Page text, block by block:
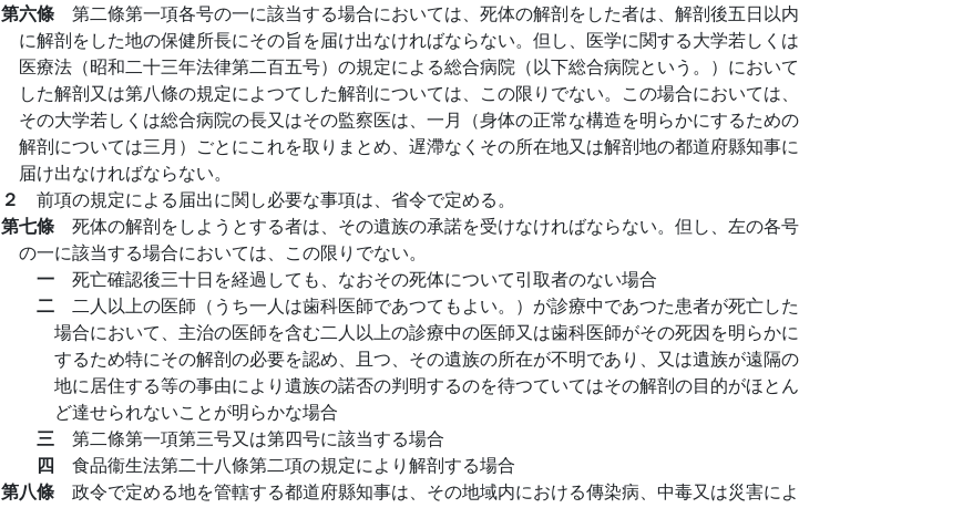
第六條 第二條第一項各号の一に該当する場合においては、死体の解剖をした者は、解剖後五日以内
に解剖をした地の保健所長にその旨を届け出なければならない。但し、医学に関する大学若しくは
医療法（昭和二十三年法律第二百五号）の規定による総合病院（以下総合病院という。）において
した解剖又は第八條の規定によつてした解剖については、この限りでない。この場合においては、
その大学若しくは総合病院の長又はその監察医は、一月（身体の正常な構造を明らかにするための
解剖については三月）ごとにこれを取りまとめ、遅滯なくその所在地又は解剖地の都道府縣知事に
届け出なければならない。
２ 前項の規定による届出に関し必要な事項は、省令で定める。
第七條 死体の解剖をしようとする者は、その遺族の承諾を受けなければならない。但し、左の各号
の一に該当する場合においては、この限りでない。
一 死亡確認後三十日を経過しても、なおその死体について引取者のない場合
二 二人以上の医師（うち一人は歯科医師であつてもよい。）が診療中であつた患者が死亡した
場合において、主治の医師を含む二人以上の診療中の医師又は歯科医師がその死因を明らかに
するため特にその解剖の必要を認め、且つ、その遺族の所在が不明であり、又は遺族が遠隔の
地に居住する等の事由により遺族の諾否の判明するのを待つていてはその解剖の目的がほとん
ど達せられないことが明らかな場合
三 第二條第一項第三号又は第四号に該当する場合
四 食品衞生法第二十八條第二項の規定により解剖する場合
第八條 政令で定める地を管轄する都道府縣知事は、その地域内における傳染病、中毒又は災害によ